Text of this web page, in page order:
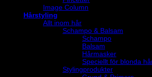
Image Column
Hårstyling
Allt inom hår
Schampo & Balsam
Schampo
Balsam
Hårmasker
Speciellt för blonda
Stylingprodukter